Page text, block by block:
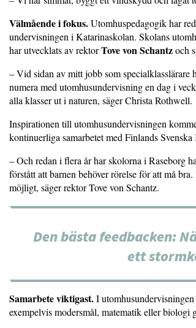
Välmående i fokus.Utomhuspedagogik har
undervisningen i Katarinaskolan. Skolans
har utvecklats av rektorTove von Schantzoch
– Vid sidan av mitt jobb som
numera med utomhusundervisning en dag i
alla klasser ut i naturen, säger Christa Rothwell.
Inspirationen till utomhusundervisningen
kontinuerliga samarbetet med Finlands Svenska
– Och redan i flera år har skolorna i Raseborg
förstått att barnen behöver rörelse för att må
möjligt, säger rektor Tove von Schantz.
Den bästa feedbacken:
ett
Samarbete viktigast.I
exempelvis modersmål, matematik eller